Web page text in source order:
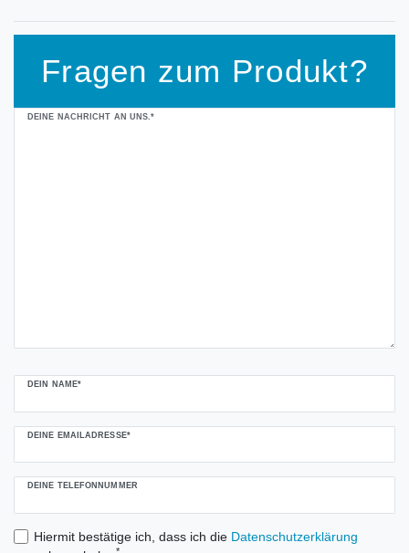
Fragen zum Produkt?
DEINE NACHRICHT AN UNS.*
DEIN NAME*
DEINE EMAILADRESSE*
DEINE TELEFONNUMMER
Hiermit bestätige ich, dass ich die Daten­schutz­erklärung
Ceres::Template.mailFormHoneypotLabel